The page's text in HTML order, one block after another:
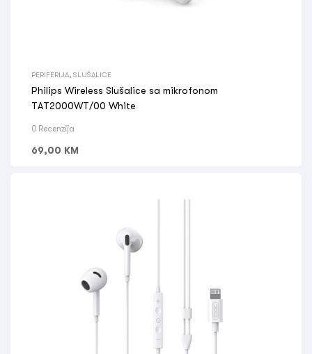
PERIFERIJA SLUŠALICE
Philips Wireless Slušalice sa mikrofonom
TAT2000WT/00 White
0 Recenzija
69,00 KM